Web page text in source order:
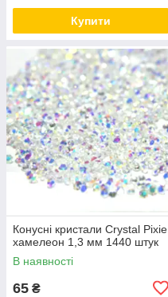
Купити
Конусні кристали Crystal Pixie
хамелеон 1,3 мм 1440 штук
В наявності
65 ₴